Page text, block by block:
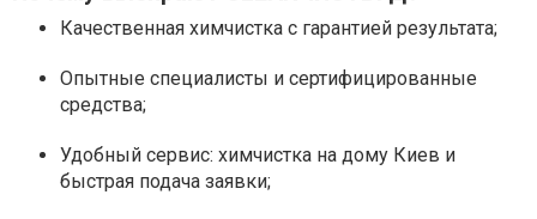
Качественная химчистка с гарантией результата;
Опытные специалисты и сертифицированные
средства;
Удобный сервис: химчистка на дому Киев и
быстрая подача заявки;